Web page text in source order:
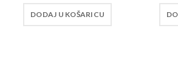
DODAJ U KOŠARICU